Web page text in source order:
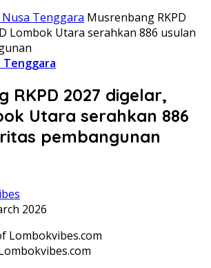
Tenggara Musrenbang RKPD
Lombok Utara serahkan 886 usulan
Tenggara
RKPD 2027 digelar,
Utara serahkan 886
pembangunan
2026